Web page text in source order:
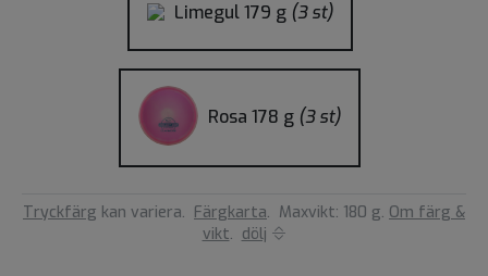
Limegul179 g (3 st)
Rosa 178 g (3 st)
Tryckfärg kan variera. Färgkarta. Maxvikt: 180 g. Om färg &
vikt. dölj